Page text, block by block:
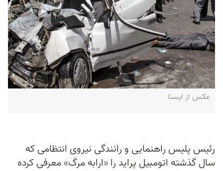
عکس از ایسنا
رئیس پلیس راهنمایی و رانندگی نیروی انتظامی که
سال گذشته اتومبیل‌ پراید را «ارابه مرگ» معرفی کرده